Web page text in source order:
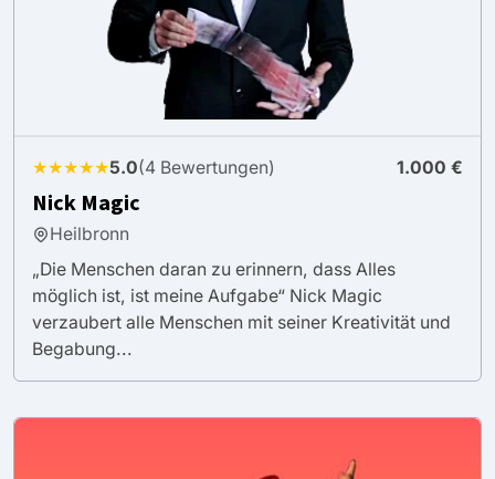
★★★★★5.0(4 Bewertungen) 1.000 €
Nick Magic
Heilbronn
„Die Menschen daran zu erinnern, dass Alles
möglich ist, ist meine Aufgabe“ Nick Magic
verzaubert alle Menschen mit seiner Kreativität und
Begabung...